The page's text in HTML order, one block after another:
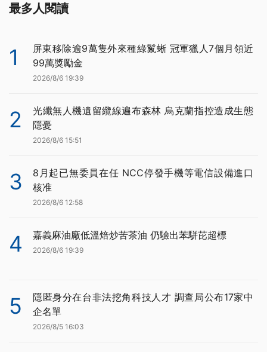
最多人閱讀
1
屏東移除逾9萬隻外來種綠鬣蜥 冠軍獵人7個月領近
99萬獎勵金
2026/8/6 19:39
2
光纖無人機遺留纜線遍布森林 烏克蘭指控造成生態
隱憂
2026/8/6 15:51
3
8月起已無委員在任 NCC停發手機等電信設備進口
核准
2026/8/6 12:58
4 嘉義麻油廠低溫焙炒苦茶油 仍驗出苯駢芘超標
2026/8/6 19:39
5
隱匿身分在台非法挖角科技人才 調查局公布17家中
企名單
2026/8/5 16:03